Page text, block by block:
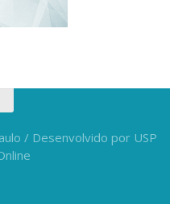
/ Desenvolvido por USP